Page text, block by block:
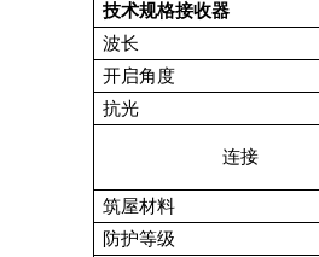
技术规格接收器
波长
开启角度
抗光
连接
筑屋材料
防护等级